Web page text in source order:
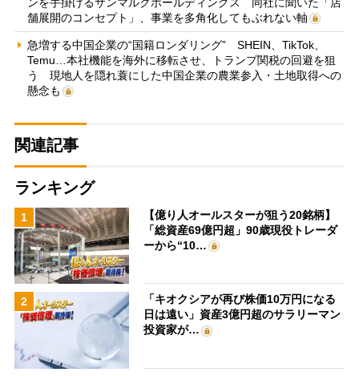
舗展開のコンセプト」、事業を多角化してもぶれない軸
急増する中国企業の“国籍ロンダリング” SHEIN、TikTok、
Temu…本社機能を海外に移転させ、トランプ関税の回避を狙
う 現地人を隠れ蓑にした中国企業の農業参入・土地取得への
懸念も
関連記事
ランキング
1
【億り人オールスターが狙う20銘柄】
「総資産69億円超」90歳現役トレーダ
ーから“10…
2
「キオクシアが再び株価10万円になる
日は遠い」資産3億円超のサラリーマン
投資家が…